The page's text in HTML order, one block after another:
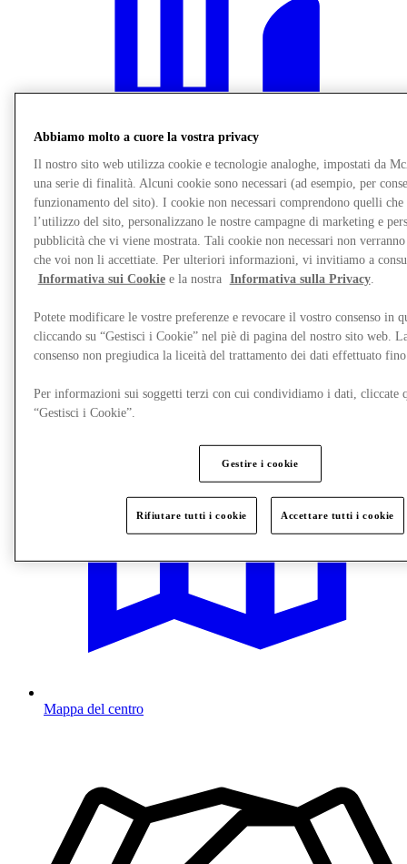
Gift Cards
Destination Guide
Mappa del centro
Abbiamo molto a cuore la vostra privacy
Il nostro sito web utilizza cookie e tecnologie analoghe, impostati da
una serie di finalità. Alcuni cookie sono necessari (ad esempio, per
funzionamento del sito). I cookie non necessari comprendono quelli che
l’utilizzo del sito, personalizzano le nostre campagne di marketing e
pubblicità che vi viene mostrata. Tali cookie non necessari non
che voi non li accettiate. Per ulteriori informazioni, vi invitiamo a
Informativa sui Cookiee la nostra Informativa sulla Privacy.
Potete modificare le vostre preferenze e revocare il vostro consenso in
cliccando su “Gestisci i Cookie” nel piè di pagina del nostro sito web.
consenso non pregiudica la liceità del trattamento dei dati effettuato
Per informazioni sui soggetti terzi con cui condividiamo i dati, cliccate
“Gestisci i Cookie”.
Gestire i cookie
Rifiutare tutti i cookie Accettare tutti i cookie